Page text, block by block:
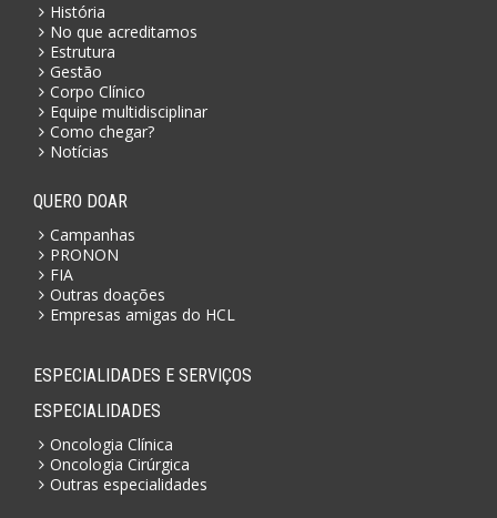
História
No que acreditamos
Estrutura
Gestão
Corpo Clínico
Equipe multidisciplinar
Como chegar?
Notícias
QUERO DOAR
Campanhas
PRONON
FIA
Outras doações
Empresas amigas do HCL
ESPECIALIDADES E SERVIÇOS
ESPECIALIDADES
Oncologia Clínica
Oncologia Cirúrgica
Outras especialidades